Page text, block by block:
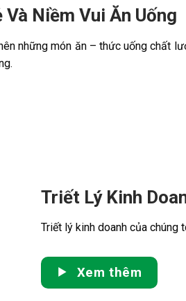
Niềm Vui Ăn Uống
những món ăn – thức uống chất
Triết Lý Kinh
Triết lý kinh doanh của chúng
Xem thêm